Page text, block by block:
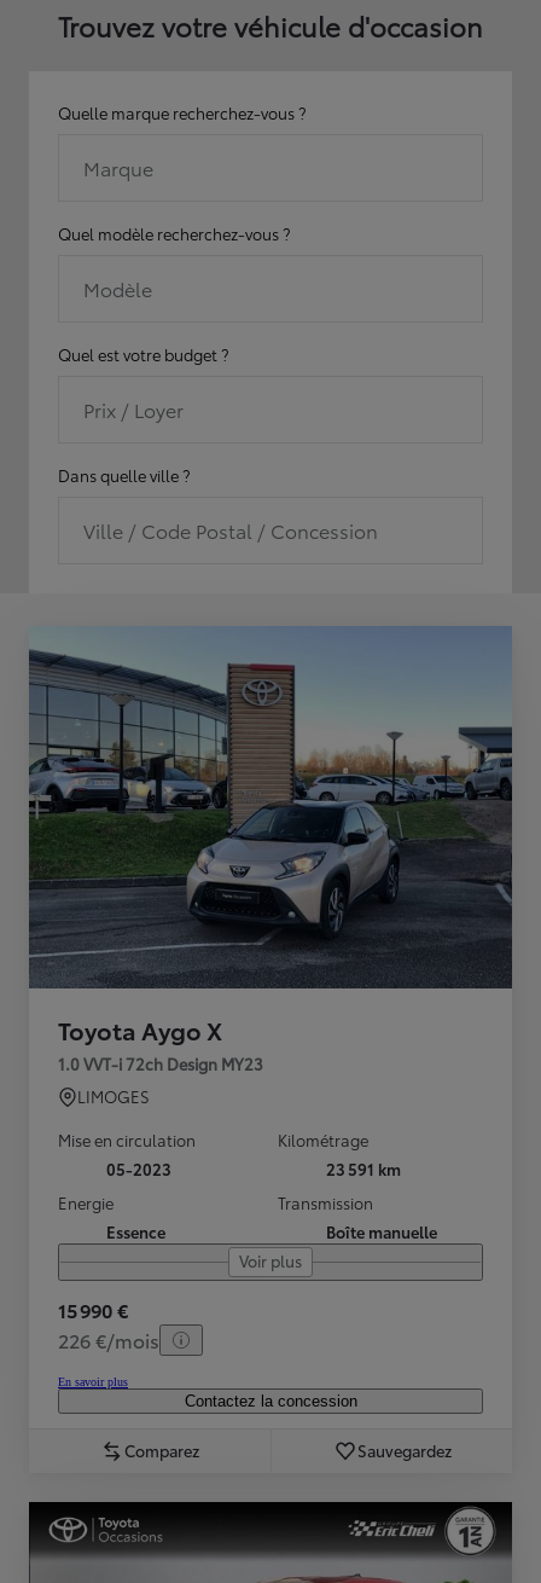
Trouvez votre véhicule d'occasion
Quelle marque recherchez-vous ?
Marque
Quel modèle recherchez-vous ?
Modèle
Quel est votre budget ?
Prix / Loyer
Dans quelle ville ?
Ville / Code Postal / Concession
Toyota Aygo X
1.0 VVT-i 72ch Design MY23
LIMOGES
Mise en circulation
05-2023
Kilométrage
23 591 km
Energie
Essence
Transmission
Boîte manuelle
Voir plus
15 990 €
226 €/mois
En savoir plus
Contactez la concession
Comparez Sauvegardez